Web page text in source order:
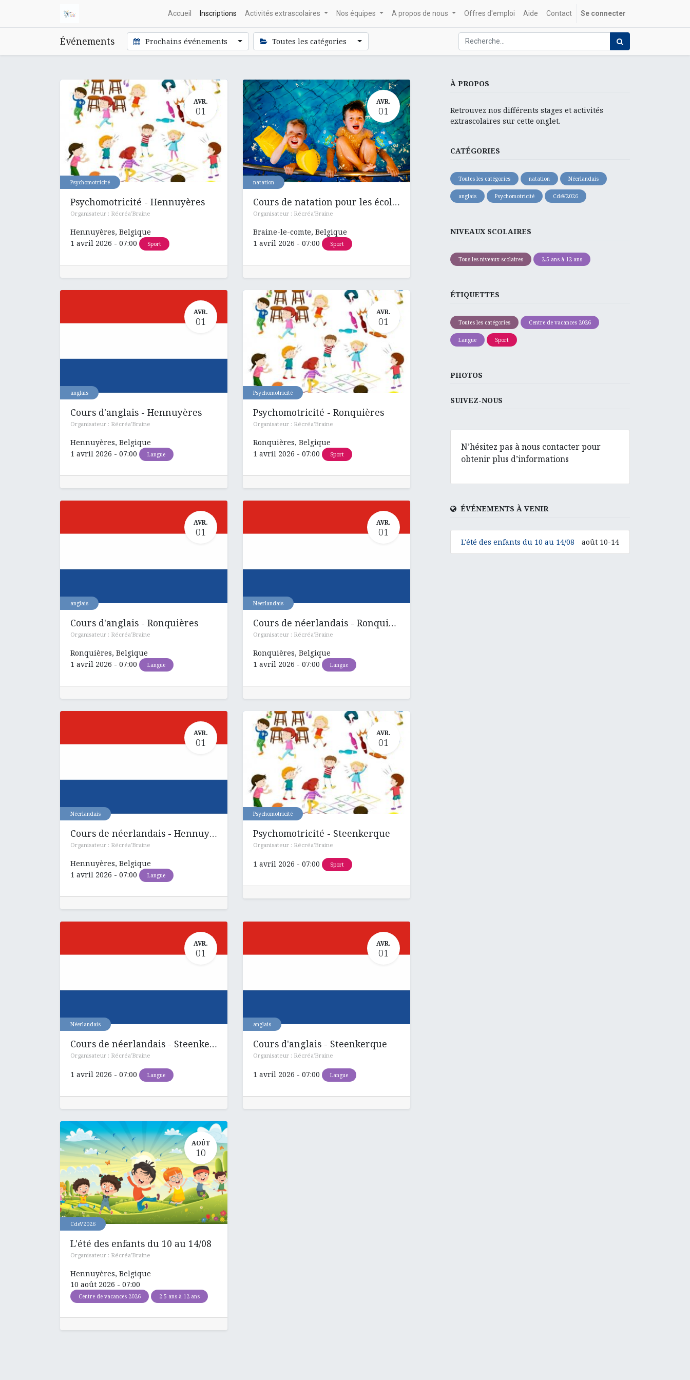
Accueil Inscriptions Activités extrascolaires Nos équipes A propos de nous Offres d'emploi Aide Contact Se connecter
Événements Prochains événements Toutes les catégories
AVR.
01
Psychomotricité
Psychomotricité - Hennuyères
Organisateur : Récréa'Braine
Hennuyères, Belgique
1 avril 2026 - 07:00 Sport
AVR.
01
natation
Cours de natation pour les écoles : Hennuyères , Ronquières et Henripont
Organisateur : Récréa'Braine
Braine-le-comte, Belgique
1 avril 2026 - 07:00 Sport
AVR.
01
anglais
Cours d'anglais - Hennuyères
Organisateur : Récréa'Braine
Hennuyères, Belgique
1 avril 2026 - 07:00 Langue
AVR.
01
Psychomotricité
Psychomotricité - Ronquières
Organisateur : Récréa'Braine
Ronquières, Belgique
1 avril 2026 - 07:00 Sport
AVR.
01
anglais
Cours d'anglais - Ronquières
Organisateur : Récréa'Braine
Ronquières, Belgique
1 avril 2026 - 07:00 Langue
AVR.
01
Néerlandais
Cours de néerlandais - Ronquières
Organisateur : Récréa'Braine
Ronquières, Belgique
1 avril 2026 - 07:00 Langue
AVR.
01
Néerlandais
Cours de néerlandais - Hennuyères
Organisateur : Récréa'Braine
Hennuyères, Belgique
1 avril 2026 - 07:00 Langue
AVR.
01
Psychomotricité
Psychomotricité - Steenkerque
Organisateur : Récréa'Braine
1 avril 2026 - 07:00 Sport
AVR.
01
Néerlandais
Cours de néerlandais - Steenkerque
Organisateur : Récréa'Braine
1 avril 2026 - 07:00 Langue
AVR.
01
anglais
Cours d'anglais - Steenkerque
Organisateur : Récréa'Braine
1 avril 2026 - 07:00 Langue
AOÛT
10
CdeV2026
L'été des enfants du 10 au 14/08
Organisateur : Récréa'Braine
Hennuyères, Belgique
10 août 2026 - 07:00
Centre de vacances 2026 2.5 ans à 12 ans
À PROPOS
Retrouvez nos différents stages et activités
extrascolaires sur cette onglet.
CATÉGORIES
Toutes les catégories natation Néerlandais
anglais Psychomotricité CdeV2026
NIVEAUX SCOLAIRES
Tous les niveaux scolaires 2.5 ans à 12 ans
ÉTIQUETTES
Toutes les catégories Centre de vacances 2026
Langue Sport
PHOTOS
SUIVEZ-NOUS
N’hésitez pas à nous contacter pour
obtenir plus d’informations
ÉVÉNEMENTS À VENIR
L'été des enfants du 10 au 14/08 août 10-14